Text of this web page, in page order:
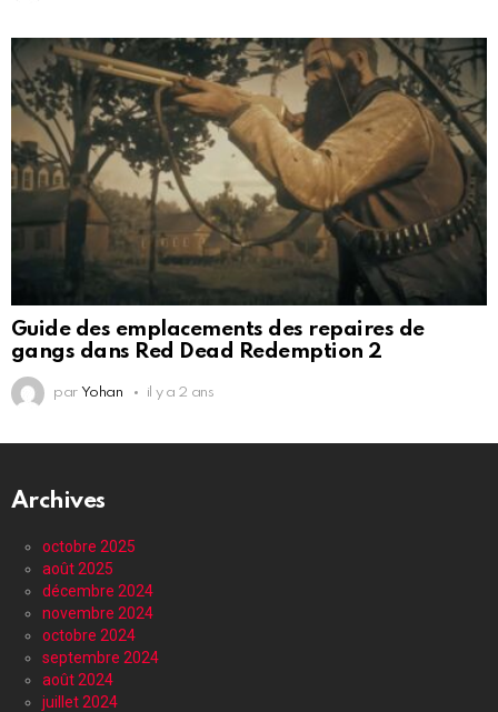
Guide des emplacements des repaires de
gangs dans Red Dead Redemption 2
par Yohan il y a 2 ans
Archives
octobre 2025
août 2025
décembre 2024
novembre 2024
octobre 2024
septembre 2024
août 2024
juillet 2024